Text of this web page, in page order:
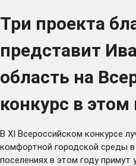
Три проекта
представит
область на
конкурс в этом
В XI Всероссийском конкурсе
комфортной городской среды
поселениях в этом году